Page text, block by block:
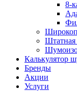
8-
Штатная
Калькулятор
Бренды
Акции
Услуги